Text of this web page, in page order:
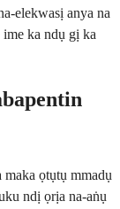
elekwasị anya na
ka ndụ gị ka
ọtụtụ mmadụ
ndị ọrịa na-aṅụ